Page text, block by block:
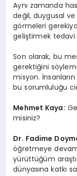
Aynı zamanda
değil, duygusal
görmeleri
geliştirmek tedavi
Son olarak, bu
gerektiğini
misyon.
bu sorumluluğu
Mehmet Kaya:
misiniz?
Dr. Fadime
öğretmeye
yürüttüğüm
dünyasına katkı